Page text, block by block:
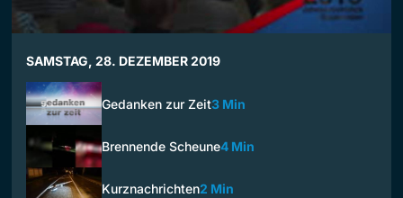
SAMSTAG, 28. DEZEMBER 2019
Gedanken zur Zeit3 Min
Brennende Scheune4 Min
Kurznachrichten2 Min